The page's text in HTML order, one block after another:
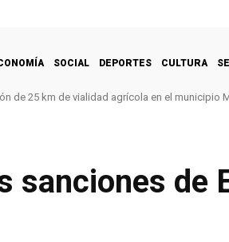
SOCIAL DEPORTES CULTURA
de 25 km de vialidad agrícola en el municipio
sanciones de